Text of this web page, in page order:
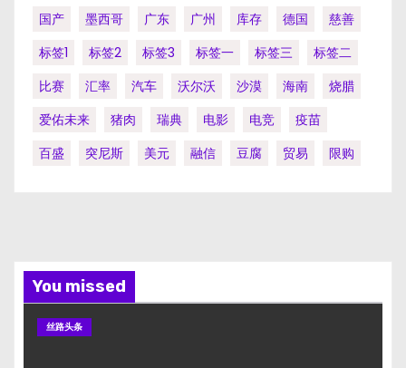
国产
墨西哥 广东 广州 库存 德国
慈善
标签1
标签2 标签3 标签一 标签三
标签二
比赛
汇率 汽车 沃尔沃 沙漠 海南
烧腊
爱佑未来
猪肉 瑞典 电影 电竞
疫苗
百盛
突尼斯 美元 融信 豆腐 贸易 限购
You missed
丝路头条